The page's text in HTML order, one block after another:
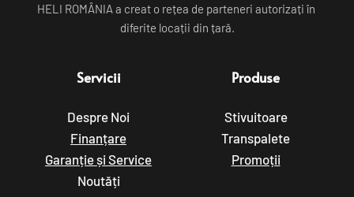
HELI ROMÂNIA a creat o rețea de parteneri autorizați în
diferite locații din țară.
Servicii
Despre Noi
Finanțare
Garanție și Service
Noutăți
Produse
Stivuitoare
Transpalete
Promoții